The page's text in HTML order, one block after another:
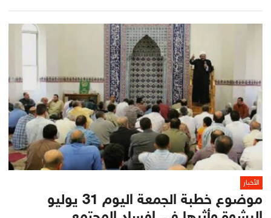
الأخبار
موضوع خطبة الجمعة اليوم 31 يوليو